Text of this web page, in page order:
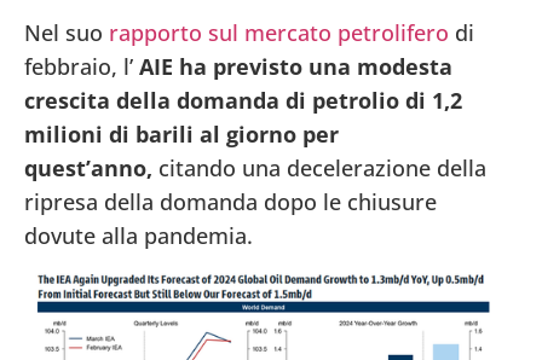
Nel suo rapporto sul mercato petrolifero di
febbraio, l’ AIE ha previsto una modesta
crescita della domanda di petrolio di 1,2
milioni di barili al giorno per
quest’anno, citando una decelerazione della
ripresa della domanda dopo le chiusure
dovute alla pandemia.